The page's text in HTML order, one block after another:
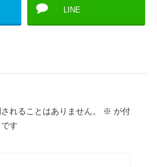
LINE
れることはありません。 ※ が付
す